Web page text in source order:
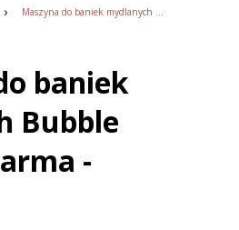
Maszyna do baniek mydlanych Bubble Maker Lalarma - niebieski
baniek
Bubble
-